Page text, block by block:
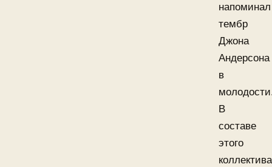
напоминал
тембр
Джона
Андерсона
в
В
составе
этого
коллектива